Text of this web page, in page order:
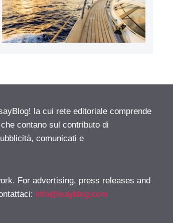
la cui rete editoriale comprende
contano sul contributo di
comunicati e
For advertising, press releases and
: info@isayblog.com